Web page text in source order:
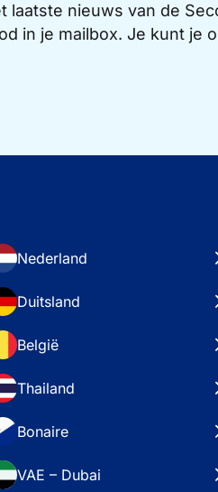
nieuws van de
in je mailbox. Je kunt je
Nederland
Duitsland
België
Thailand
Bonaire
VAE – Dubai